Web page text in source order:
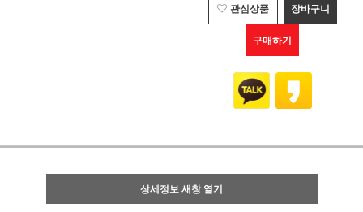
관심상품 장바구니
구매하기
상세정보 새창 열기